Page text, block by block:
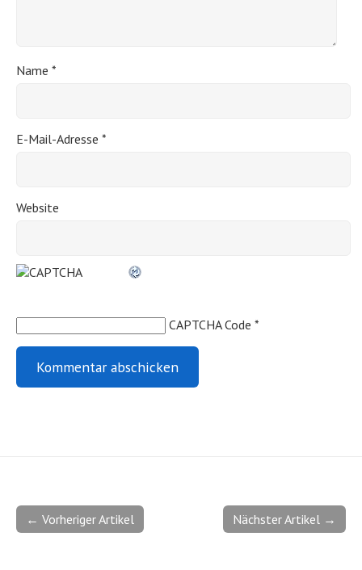
Name *
E-Mail-Adresse *
Website
CAPTCHA Code *
Nächster Artikel →
← Vorheriger Artikel